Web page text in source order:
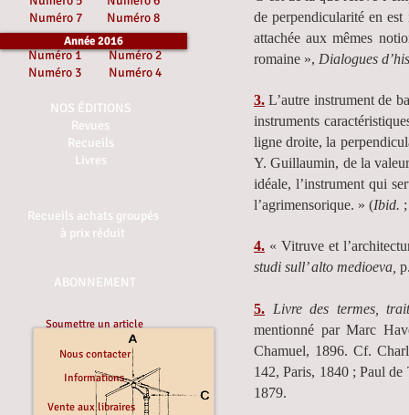
de perpendicularité en
attachée aux mêmes
romaine », Dialogues
3. L’autre instrument de
instruments
ligne droite, la
Y. Guillaumin, de la
idéale, l’instrument qui
l’agrimensorique. » (Ibid.
4. « Vitruve et
studi sull’ alto medioeva,
5. Livre des termes,
mentionné par Marc
Chamuel, 1896.Cf.
142, Paris, 1840 ; Paul
1879.
Numéro 7 Numéro 8
Année 2016
Numéro 1Numéro 2
Numéro 3 Numéro 4
NOS ÉDITIONS
Revues
Recueils
Livres
Recueils achats groupés
à prix réduit
ABONNEMENT
Soumettre un article
Nous contacter
Informations
Vente aux libraires